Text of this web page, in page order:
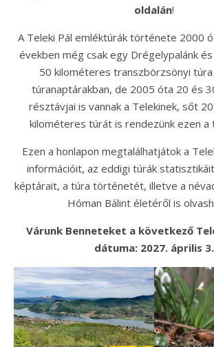
oldalán!
A Teleki Pál emléktúrák története 2000
években még csak egy Drégelypalánk
50 kilométeres transzbörzsönyi
túranaptárakban, de 2005 óta 20 és
résztávjai is vannak a Telekinek, sőt
kilométeres túrát is rendezünk ezen a
Ezen a honlapon megtalálhatjátok a
információit, az eddigi túrák
képtárait, a túra történetét, illetve a
Hóman Bálint életéről is
Várunk Benneteket a következő
dátuma: 2027. április 3.